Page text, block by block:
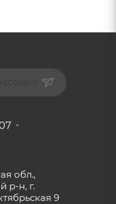
обл.,
р-н, г.
9